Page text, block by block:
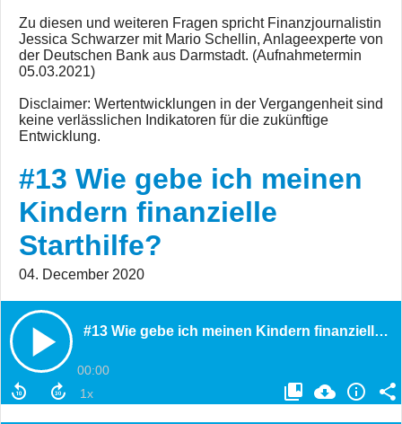
Zu diesen und weiteren Fragen spricht Finanzjournalistin
Jessica Schwarzer mit Mario Schellin, Anlageexperte von
der Deutschen Bank aus Darmstadt. (Aufnahmetermin
05.03.2021)
Disclaimer: Wertentwicklungen in der Vergangenheit sind
keine verlässlichen Indikatoren für die zukünftige
Entwicklung.
#13 Wie gebe ich meinen
Kindern finanzielle
Starthilfe?
04. December 2020
#13 Wie gebe ich meinen Kindern finanzielle Starthilfe?
00:00